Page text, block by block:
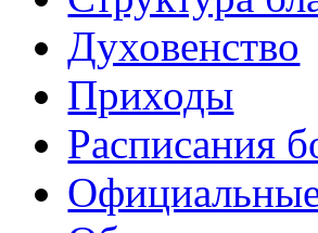
Духовенство
Приходы
Расписания